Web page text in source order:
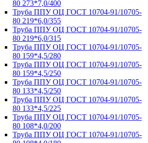
80 273*7,0/400
Труба ППУ ОЦ ГОСТ 10704-91/10705-
80 219*6,0/355
Труба ППУ ОЦ ГОСТ 10704-91/10705-
80 219*6,0/315
Труба ППУ ОЦ ГОСТ 10704-91/10705-
80 159*4,5/280
Труба ППУ ОЦ ГОСТ 10704-91/10705-
80 159*4,5/250
Труба ППУ ОЦ ГОСТ 10704-91/10705-
80 133*4,5/250
Труба ППУ ОЦ ГОСТ 10704-91/10705-
80 133*4,5/225
Труба ППУ ОЦ ГОСТ 10704-91/10705-
80 108*4,0/200
Труба ППУ ОЦ ГОСТ 10704-91/10705-